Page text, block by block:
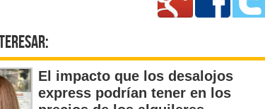
El impacto que los desalojos
express podrían tener en los